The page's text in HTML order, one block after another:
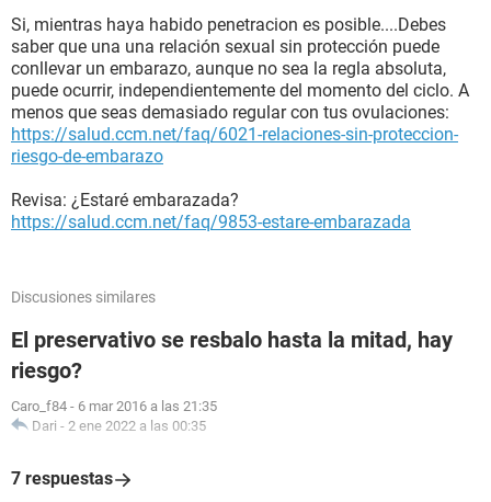
Si, mientras haya habido penetracion es posible....Debes
saber que una una relación sexual sin protección puede
conllevar un embarazo, aunque no sea la regla absoluta,
puede ocurrir, independientemente del momento del ciclo. A
menos que seas demasiado regular con tus ovulaciones:
https://salud.ccm.net/faq/6021-relaciones-sin-proteccion-
riesgo-de-embarazo
Revisa: ¿Estaré embarazada?
https://salud.ccm.net/faq/9853-estare-embarazada
Discusiones similares
El preservativo se resbalo hasta la mitad, hay
riesgo?
Caro_f84 - 6 mar 2016 a las 21:35
Dari - 2 ene 2022 a las 00:35
7 respuestas